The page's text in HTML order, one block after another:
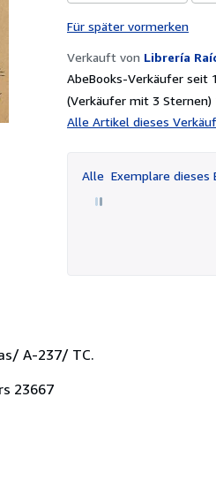
Für später vormerken
Verkauft von Librería
AbeBooks-Verkäufer seit
(Verkäufer mit 3 Sternen)
3
Alle Artikel dieses
Alle Exemplare dieses
A-237/ TC.
23667